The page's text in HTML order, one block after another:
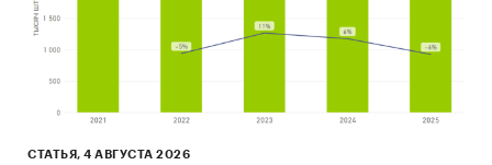
СТАТЬЯ, 4 АВГУСТА 2026